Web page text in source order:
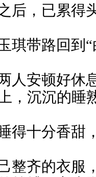
后，已累得
琪带路回到“
人安顿好休
，沉沉的睡
得十分香甜
整齐的衣服